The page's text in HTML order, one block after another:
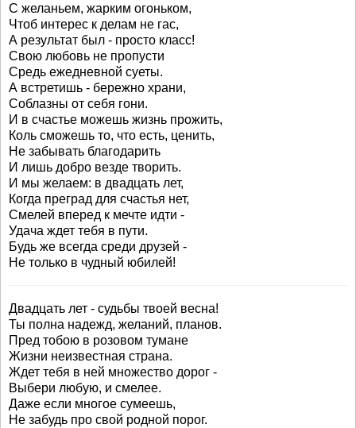
С желаньем, жарким огоньком,
Чтоб интерес к делам не гас,
А результат был - просто класс!
Свою любовь не пропусти
Средь ежедневной суеты.
А встретишь - бережно храни,
Соблазны от себя гони.
И в счастье можешь жизнь прожить,
Коль сможешь то, что есть, ценить,
Не забывать благодарить
И лишь добро везде творить.
И мы желаем: в двадцать лет,
Когда преград для счастья нет,
Смелей вперед к мечте идти -
Удача ждет тебя в пути.
Будь же всегда среди друзей -
Не только в чудный юбилей!
Двадцать лет - судьбы твоей весна!
Ты полна надежд, желаний, планов.
Пред тобою в розовом тумане
Жизни неизвестная страна.
Ждет тебя в ней множество дорог -
Выбери любую, и смелее.
Даже если многое сумеешь,
Не забудь про свой родной порог.